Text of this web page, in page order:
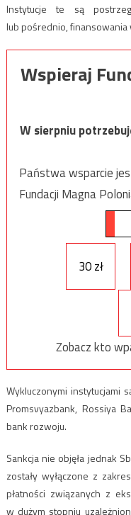
Instytucje te są
lub pośrednio, finansowania
Wspieraj
W sierpniu
Państwa wsparcie
Fundacji Magna
30 zł
Zobacz kto
Wykluczonymi instytucjami
Promsvyazbank, Rossiya
bank rozwoju.
Sankcja nie objęła jednak
zostały wyłączone z
płatności związanych z
w dużym stopniu